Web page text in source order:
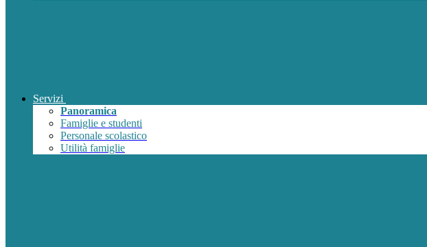
Servizi
Panoramica
Famiglie e studenti
Personale scolastico
Utilità famiglie